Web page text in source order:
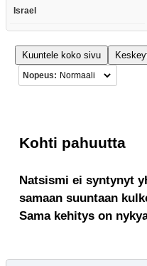
Israel
Kuuntele koko sivu
Nopeus:
Kohti pahuutta
Natsismi ei syntynyt
samaan suuntaan
Sama kehitys on